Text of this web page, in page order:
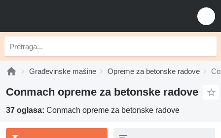
Građevinske mašine Opreme za betonske radove
Conmach opreme za betonske radove
37 oglasa: Conmach opreme za betonske radove